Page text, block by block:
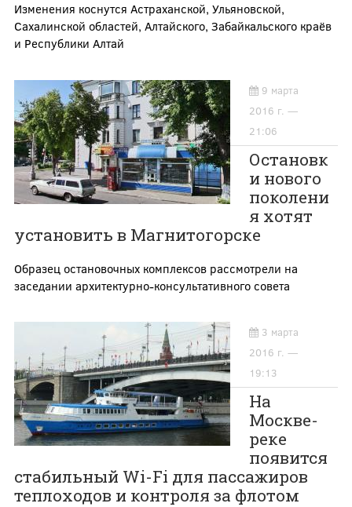
Изменения коснутся Астраханской, Ульяновской,
Сахалинской областей, Алтайского, Забайкальского краёв
и Республики Алтай
9 марта
2016 г. —
21:06
Остановк
и нового
поколени
я хотят
установить в Магнитогорске
Образец остановочных комплексов рассмотрели на
заседании архитектурно-консультативного совета
3 марта
2016 г. —
19:13
На
Москве-
реке
появится
стабильный Wi-Fi для пассажиров
теплоходов и контроля за флотом